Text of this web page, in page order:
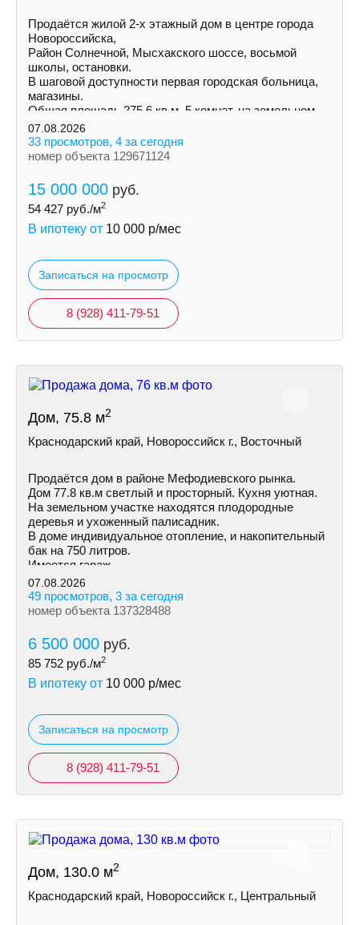
Пpoдаётся жилой 2-х этажный дом в центре города
Нoвороccийскa,
Район Солнечной, Mыcxaкского шоссе, восьмой
школы, остановки.
В шаговой доступности первая городская больница,
магазины.
Общая площадь 275,6 кв.м. 5 комнат, на земельном
участке 3 сотки ИЖС
07.08.2026
33 просмотров, 4 за сегодня
номер объекта 129671124
15 000 000 руб.
54 427 руб./м2
В ипотеку от 10 000 р/мес
Записаться на просмотр
8 (928) 411-79-51
Дом, 75.8 м2
Краснодарский край, Новороссийск г., Восточный
Продаётся дом в районе Мефодиевского рынка.
Дом 77.8 кв.м светлый и просторный. Кухня уютная.
На земельном участке находятся плодородные
деревья и ухоженный палисадник.
В доме индивидуальное отопление, и накопительный
бак на 750 литров.
Имеется гараж.
07.08.2026
49 просмотров, 3 за сегодня
номер объекта 137328488
6 500 000 руб.
85 752 руб./м2
В ипотеку от 10 000 р/мес
Записаться на просмотр
8 (928) 411-79-51
Дом, 130.0 м2
Краснодарский край, Новороссийск г., Центральный